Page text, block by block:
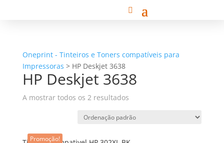
Oneprint - Tinteiros e Toners compatíveis para
Impressoras > HP Deskjet 3638
HP Deskjet 3638
A mostrar todos os 2 resultados
Promoção!